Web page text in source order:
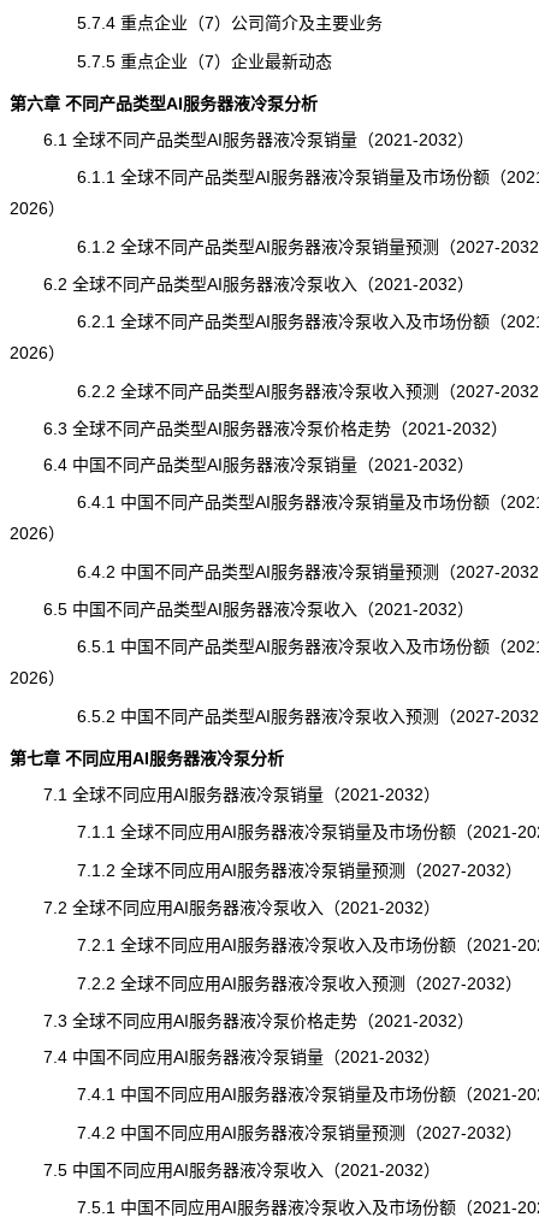
5.7.4 重点企业（7）公司简介及主要业务
5.7.5 重点企业（7）企业最新动态
第六章 不同产品类型AI服务器液冷泵分析
6.1 全球不同产品类型AI服务器液冷泵销量（2021-2032）
6.1.1 全球不同产品类型AI服务器液冷泵销量及市场份额（
2026）
6.1.2 全球不同产品类型AI服务器液冷泵销量预测（2027-
6.2 全球不同产品类型AI服务器液冷泵收入（2021-2032）
6.2.1 全球不同产品类型AI服务器液冷泵收入及市场份额（
2026）
6.2.2 全球不同产品类型AI服务器液冷泵收入预测（2027-
6.3 全球不同产品类型AI服务器液冷泵价格走势（2021-2032）
6.4 中国不同产品类型AI服务器液冷泵销量（2021-2032）
6.4.1 中国不同产品类型AI服务器液冷泵销量及市场份额（
2026）
6.4.2 中国不同产品类型AI服务器液冷泵销量预测（2027-
6.5 中国不同产品类型AI服务器液冷泵收入（2021-2032）
6.5.1 中国不同产品类型AI服务器液冷泵收入及市场份额（
2026）
6.5.2 中国不同产品类型AI服务器液冷泵收入预测（2027-
第七章 不同应用AI服务器液冷泵分析
7.1 全球不同应用AI服务器液冷泵销量（2021-2032）
7.1.1 全球不同应用AI服务器液冷泵销量及市场份额（2021-
7.1.2 全球不同应用AI服务器液冷泵销量预测（2027-2032）
7.2 全球不同应用AI服务器液冷泵收入（2021-2032）
7.2.1 全球不同应用AI服务器液冷泵收入及市场份额（2021-
7.2.2 全球不同应用AI服务器液冷泵收入预测（2027-2032）
7.3 全球不同应用AI服务器液冷泵价格走势（2021-2032）
7.4 中国不同应用AI服务器液冷泵销量（2021-2032）
7.4.1 中国不同应用AI服务器液冷泵销量及市场份额（2021-
7.4.2 中国不同应用AI服务器液冷泵销量预测（2027-2032）
7.5 中国不同应用AI服务器液冷泵收入（2021-2032）
7.5.1 中国不同应用AI服务器液冷泵收入及市场份额（2021-